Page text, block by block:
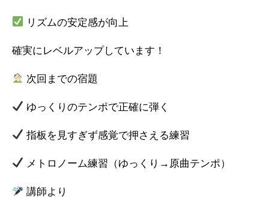
リズムの安定感が向上
確実にレベルアップしています！
次回までの宿題
ゆっくりのテンポで正確に弾く
指板を見すぎず感覚で押さえる練習
メトロノーム練習（ゆっくり→原曲テンポ）
講師より